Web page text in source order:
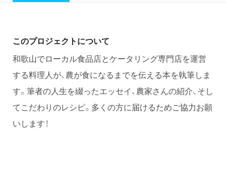
このプロジェクトについて
和歌山でローカル食品店とケータリング専門店を運営
する料理人が、農が食になるまでを伝える本を執筆しま
す。筆者の人生を綴ったエッセイ、農家さんの紹介、そし
てこだわりのレシピ。多くの方に届けるためご協力お願
いします！